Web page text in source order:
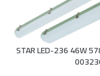
STAR LED-236 46W